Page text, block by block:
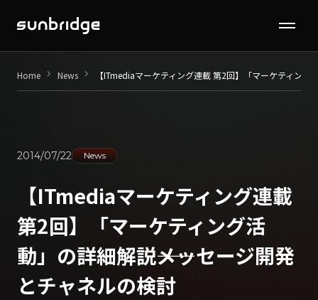
Seminar / Contents
Company
Contact
Home keyboard_arrow_right News keyboard_arrow_right 【ITmediaマーケティング連載 第2回】「マーケティング
2014/07/22 News
【ITmediaマーケティング連載
第2回】「マーケティング活
動」の詳細解説――メッセージ開発
とチャネルの検討